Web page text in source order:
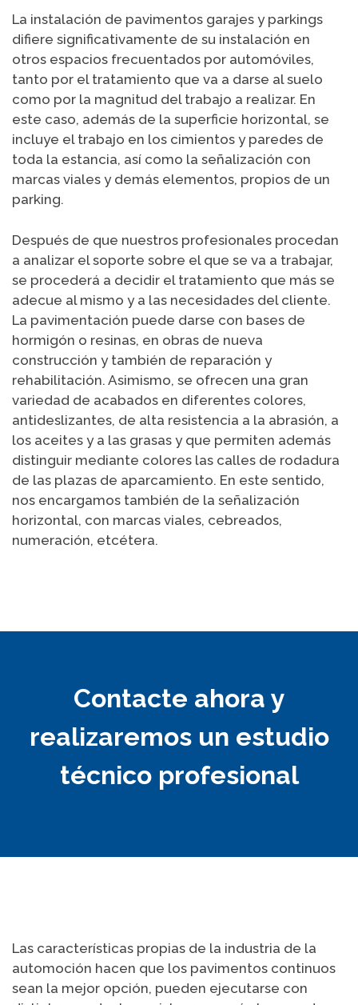
La instalación de pavimentos garajes y parkings
difiere significativamente de su instalación en
otros espacios frecuentados por automóviles,
tanto por el tratamiento que va a darse al suelo
como por la magnitud del trabajo a realizar. En
este caso, además de la superficie horizontal, se
incluye el trabajo en los cimientos y paredes de
toda la estancia, así como la señalización con
marcas viales y demás elementos, propios de un
parking.
Después de que nuestros profesionales procedan
a analizar el soporte sobre el que se va a trabajar,
se procederá a decidir el tratamiento que más se
adecue al mismo y a las necesidades del cliente.
La pavimentación puede darse con bases de
hormigón o resinas, en obras de nueva
construcción y también de reparación y
rehabilitación. Asimismo, se ofrecen una gran
variedad de acabados en diferentes colores,
antideslizantes, de alta resistencia a la abrasión, a
los aceites y a las grasas y que permiten además
distinguir mediante colores las calles de rodadura
de las plazas de aparcamiento. En este sentido,
nos encargamos también de la señalización
horizontal, con marcas viales, cebreados,
numeración, etcétera.
Contacte ahora y
realizaremos un estudio
técnico profesional
Las características propias de la industria de la
automoción hacen que los pavimentos continuos
sean la mejor opción, pueden ejecutarse con